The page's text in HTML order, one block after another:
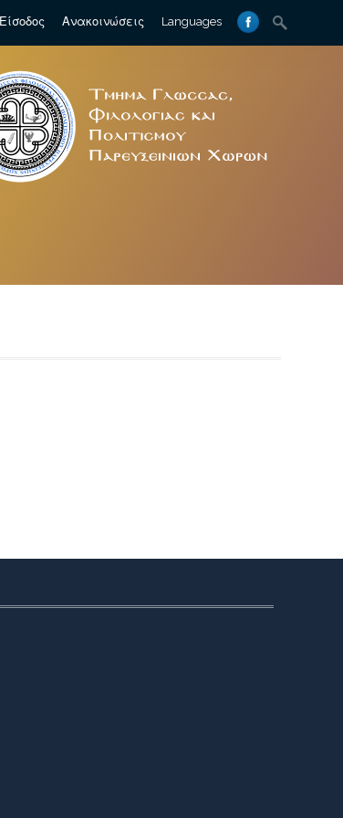
Είσοδος Ανακοινώσεις Languages
Search
for: